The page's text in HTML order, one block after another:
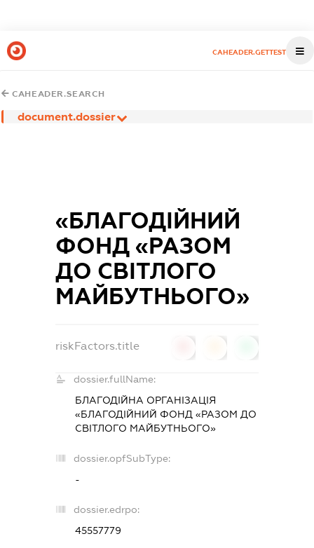
CAHEADER.GETTEST
CAHEADER.SEARCH
document.dossier
«БЛАГОДІЙНИЙ
ФОНД «РАЗОМ
ДО СВІТЛОГО
МАЙБУТНЬОГО»
riskFactors.title
dossier.fullName:
БЛАГОДІЙНА ОРГАНІЗАЦІЯ
«БЛАГОДІЙНИЙ ФОНД «РАЗОМ ДО
СВІТЛОГО МАЙБУТНЬОГО»
dossier.opfSubType:
-
dossier.edrpo:
45557779